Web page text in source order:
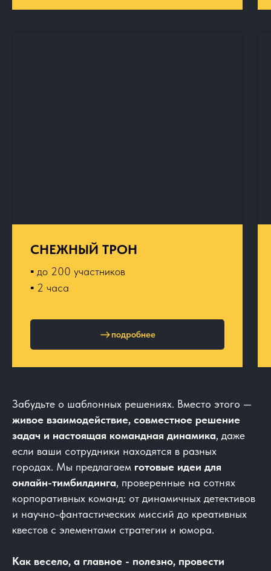
СНЕЖНЫЙ ТРОН
▪︎ до 200 участников
▪︎ 2 часа
подробнее
Забудьте о шаблонных решениях. Вместо этого —
живое взаимодействие, совместное решение
задач и настоящая командная динамика, даже
если ваши сотрудники находятся в разных
городах. Мы предлагаем готовые идеи для
онлайн-тимбилдинга, проверенные на сотнях
корпоративных команд: от динамичных детективов
и научно-фантастических миссий до креативных
квестов с элементами стратегии и юмора.
Как весело, а главное - полезно, провести